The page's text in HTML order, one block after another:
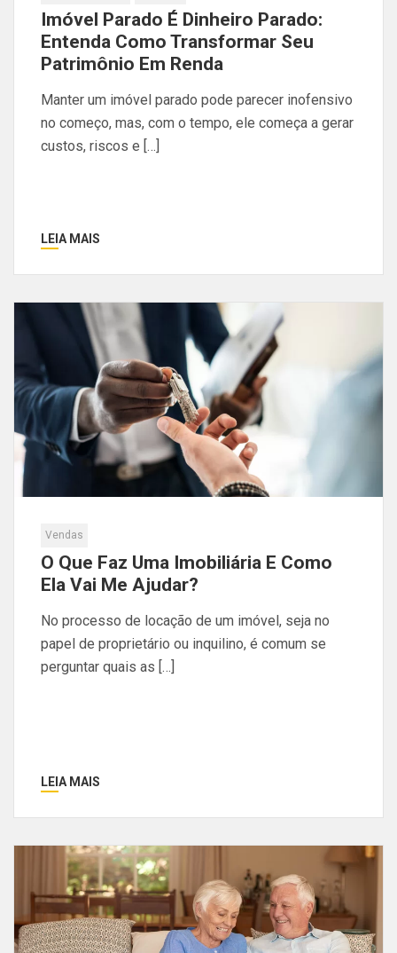
Imóvel Parado É Dinheiro Parado:
Entenda Como Transformar Seu
Patrimônio Em Renda
Manter um imóvel parado pode parecer inofensivo
no começo, mas, com o tempo, ele começa a gerar
custos, riscos e […]
LEIA MAIS
Vendas
O Que Faz Uma Imobiliária E Como
Ela Vai Me Ajudar?
No processo de locação de um imóvel, seja no
papel de proprietário ou inquilino, é comum se
perguntar quais as […]
LEIA MAIS